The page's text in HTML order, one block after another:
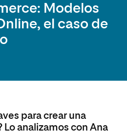
Modelos
el caso de
para crear una
analizamos con Ana